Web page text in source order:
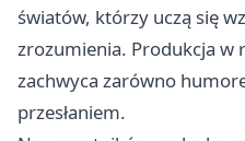
światów, którzy uczą się
zrozumienia. Produkcja w
zachwyca zarówno
przesłaniem.